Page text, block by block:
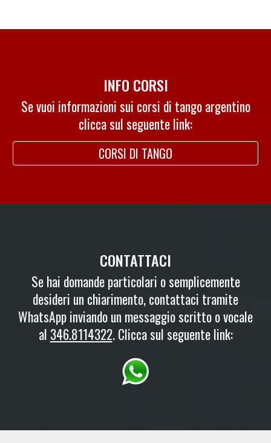
INFO CORSI
Se vuoi informazioni sui corsi di tango argentino
clicca sul seguente link:
CORSI DI TANGO
CONTATTACI
Se hai domande particolari o semplicemente
desideri un chiarimento, contattaci tramite
WhatsApp inviando un messaggio scritto o vocale
al 346.8114322. Clicca sul seguente link: